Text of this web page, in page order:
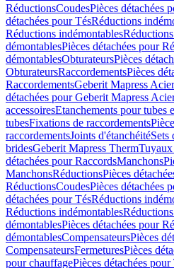
RéductionsCoudesPièces détachées
détachées pour TésRéductions
Réductions indémontables
démontablesPièces détachées pour
démontablesObturateursPièces
ObturateursRaccordementsPièces
RaccordementsGeberit Mapress
détachées pour Geberit Mapress
accessoiresEtanchements pour tubes
tubesFixations de raccordements
raccordementsJoints d'étanchéitéSets
bridesGeberit Mapress Therm
détachées pour RaccordsManchons
ManchonsRéductionsPièces
RéductionsCoudesPièces détachées
détachées pour TésRéductions
Réductions indémontables
démontablesPièces détachées pour
démontablesCompensateursPièces
CompensateursFermeturesPièces
pour chauffagePièces détachées